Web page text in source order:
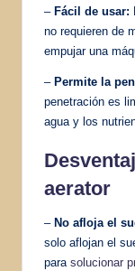
– Fácil de usar:
no requieren de
empujar una
– Permite la
penetración es
agua y los
aerator
– No afloja el
solo aflojan el
para solucionar